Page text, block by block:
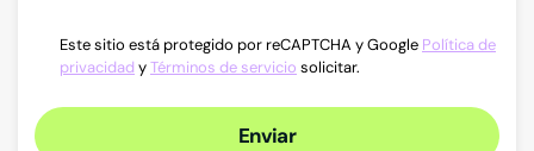
Este sitio está protegido por reCAPTCHA y Google Política de
privacidad yTérminos de servicio solicitar.
Enviar